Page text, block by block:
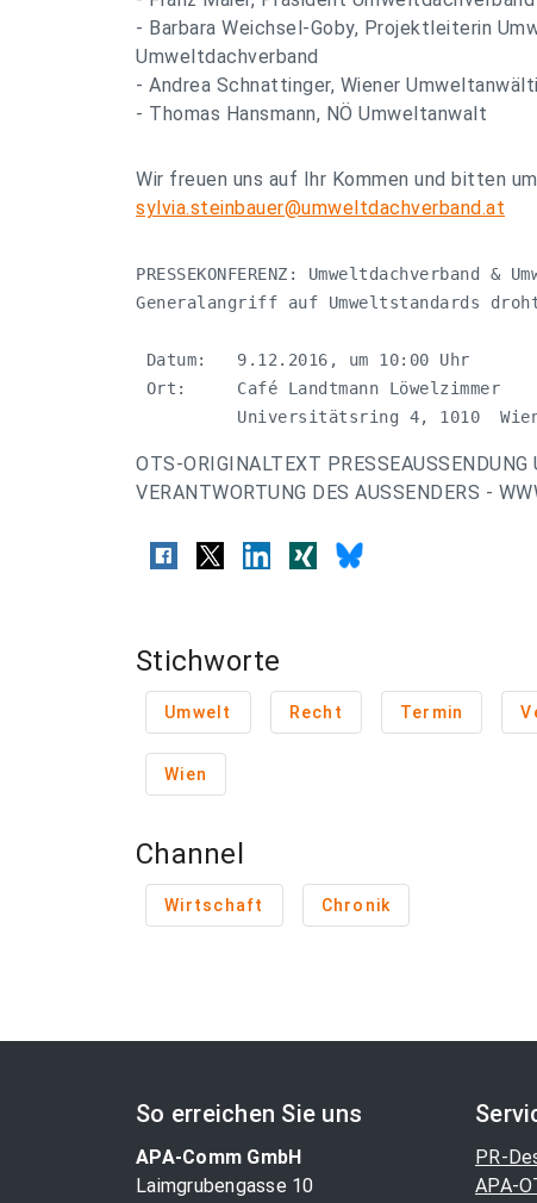
- Barbara Weichsel-Goby, Projektleiterin
Umweltdachverband
- Andrea Schnattinger, Wiener
- Thomas Hansmann, NÖ Umweltanwalt
Wir freuen uns auf Ihr Kommen und bitten
sylvia.steinbauer@umweltdachverband.at
PRESSEKONFERENZ: Umweltdachverband &
Generalangriff auf Umweltstandards
Datum:   9.12.2016, um 10:00 Uhr
Ort:     Café Landtmann Löwelzimmer
Universitätsring 4, 1010
OTS-ORIGINALTEXT
VERANTWORTUNG DES AUSSENDERS -
Stichworte
Umwelt Recht Termin
Wien
Channel
Wirtschaft Chronik
So erreichen Sie uns
APA-Comm GmbH
Laimgrubengasse 10
PR-
APA-